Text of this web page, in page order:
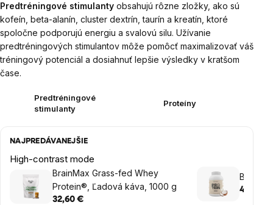
Predtréningové stimulanty obsahujú rôzne zložky, ako sú
kofeín, beta-alanín, cluster dextrín, taurín a kreatín, ktoré
spoločne podporujú energiu a svalovú silu. Užívanie
predtréningových stimulantov môže pomôcť maximalizovať váš
tréningový potenciál a dosiahnuť lepšie výsledky v kratšom
čase.
Predtréningové
stimulanty
Proteíny
NAJPREDÁVANEJŠIE
High-contrast mode
BrainMax Grass-fed Whey
Protein®, Ľadová káva, 1000 g
32,60 €
40,75 €